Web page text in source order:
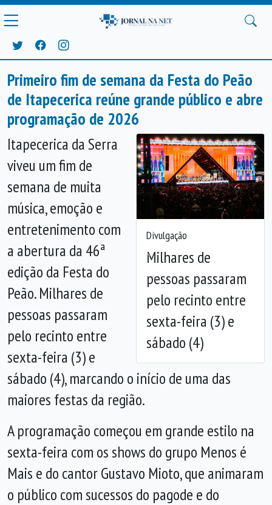
Primeiro fim de semana da Festa do Peão
de Itapecerica reúne grande público e abre
programação de 2026
Divulgação
Milhares de
pessoas passaram
pelo recinto entre
sexta-feira (3) e
sábado (4)
Anterior
Itapecerica da Serra
viveu um fim de
semana de muita
música, emoção e
entretenimento com
a abertura da 46ª
edição da Festa do
Peão. Milhares de
pessoas passaram
pelo recinto entre
sexta-feira (3) e
sábado (4), marcando o início de uma das
maiores festas da região.
A programação começou em grande estilo na
sexta-feira com os shows do grupo Menos é
Mais e do cantor Gustavo Mioto, que animaram
o público com sucessos do pagode e do